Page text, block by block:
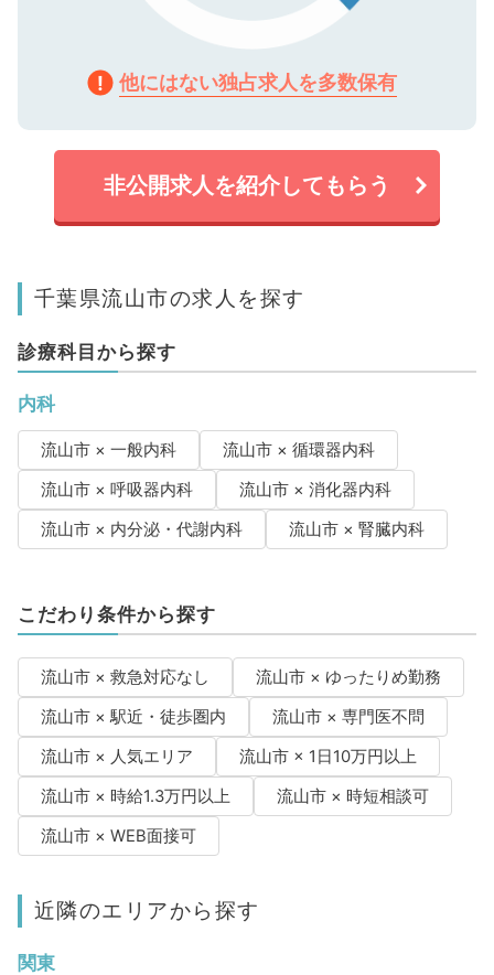
他にはない独占求人を多数保有
非公開求人を紹介してもらう
千葉県流山市の求人を探す
診療科目から探す
内科
流山市 × 一般内科
流山市 × 循環器内科
流山市 × 呼吸器内科
流山市 × 消化器内科
流山市 × 内分泌・代謝内科
流山市 × 腎臓内科
こだわり条件から探す
流山市 × 救急対応なし
流山市 × ゆったりめ勤務
流山市 × 駅近・徒歩圏内
流山市 × 専門医不問
流山市 × 人気エリア
流山市 × 1日10万円以上
流山市 × 時給1.3万円以上
流山市 × 時短相談可
流山市 × WEB面接可
近隣のエリアから探す
関東